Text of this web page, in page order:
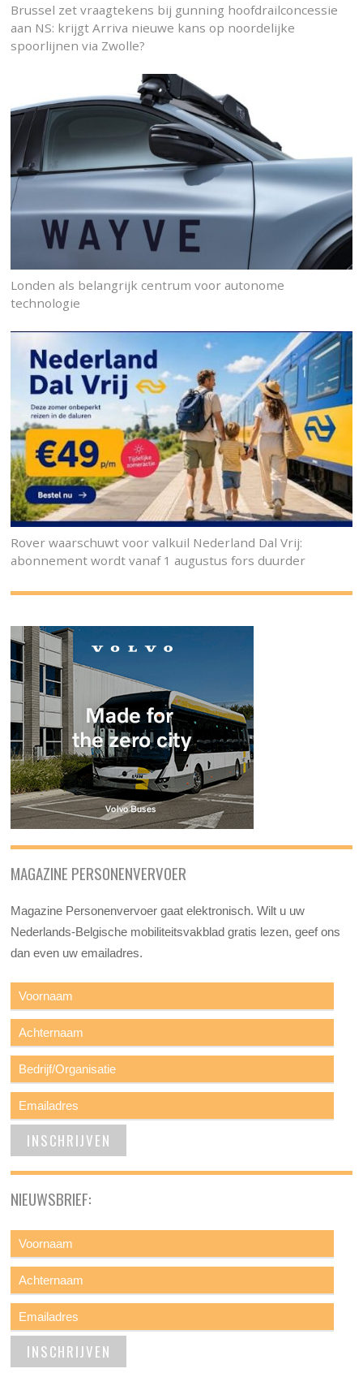
Brussel zet vraagtekens bij gunning hoofdrailconcessie
aan NS: krijgt Arriva nieuwe kans op noordelijke
spoorlijnen via Zwolle?
Londen als belangrijk centrum voor autonome
technologie
Rover waarschuwt voor valkuil Nederland Dal Vrij:
abonnement wordt vanaf 1 augustus fors duurder
MAGAZINE PERSONENVERVOER
Magazine Personenvervoer gaat elektronisch. Wilt u uw
Nederlands-Belgische mobiliteitsvakblad gratis lezen, geef ons
dan even uw emailadres.
NIEUWSBRIEF: